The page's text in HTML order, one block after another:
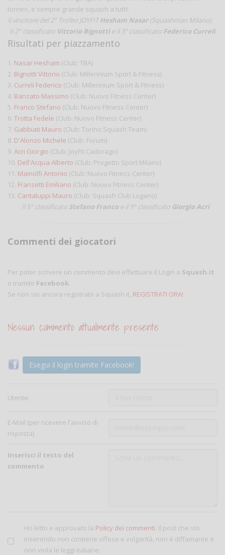
torneo, e sempre grande squash a tutti!
Il vincitore del 2° Trofeo JOYFIT Hesham Nasar(Squashman Milano)
Il 2° classificato Vittorio Bignottie il 3° classificato Federico Curreli
Risultati per piazzamento
1. Nasar Hesham (Club: TBA)
2. Bignotti Vittorio (Club: Millennium Sport & Fitness)
3. Curreli Federico (Club: Millennium Sport & Fitness)
4. Banzato Massimo (Club: Nuovo Fitness Center)
5. Franco Stefano (Club: Nuovo Fitness Center)
6. Trotta Fedele (Club: Nuovo Fitness Center)
7. Gabbiati Mauro (Club: Torino Squash Team)
8. D'Alonzo Michele (Club: Forum)
9. Acri Giorgio (Club: JoyFit Cadorago)
10. Dell'Acqua Alberto (Club: Progetto Sport Milano)
11. Mainolfi Antonio (Club: Nuovo Fitness Center)
12. Franzetti Emiliano (Club: Nuovo Fitness Center)
13. Cantaluppi Mauro (Club: Squash Club Lugano)
Il 5° classificato Stefano Franco e il 9° classificato Giorgio Acri
Commenti dei giocatori
Per poter scrivere un commento devi effettuare il Login a Squash.it
o tramite Facebook.
Se non sei ancora registrato a Squash.it, REGISTRATI ORA!
Nessun commento attualmente presente
Esegui il login tramite Facebook!
Utente:
E-Mail (per ricevere l'avviso di
risposta)
Inserisci il testo del
commento
Ho letto e approvato la Policy dei commenti. Il post che sto
inserendo non contiene offese e volgarità, non è diffamante e
non viola le leggi italiane.